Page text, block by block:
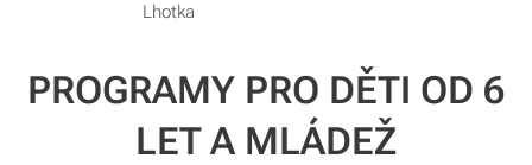
Lhotka
PROGRAMY PRO DĚTI OD 6
LET A MLÁDEŽ